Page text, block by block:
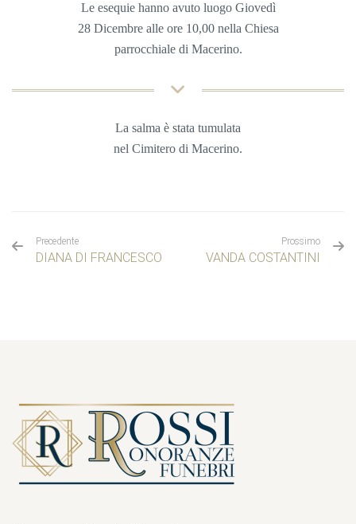
Le esequie hanno avuto luogo Giovedì
28 Dicembre alle ore 10,00 nella Chiesa
parrocchiale di Macerino.
La salma è stata tumulata
nel Cimitero di Macerino.
Precedente
DIANA DI FRANCESCO
Prossimo
VANDA COSTANTINI